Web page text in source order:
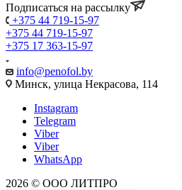
Подписаться на рассылку
+375 44 719-15-97
+375 44 719-15-97
+375 17 363-15-97
info@penofol.by
Минск, улица Некрасова, 114
Instagram
Telegram
Viber
Viber
WhatsApp
2026 © ООО ЛИТПРО